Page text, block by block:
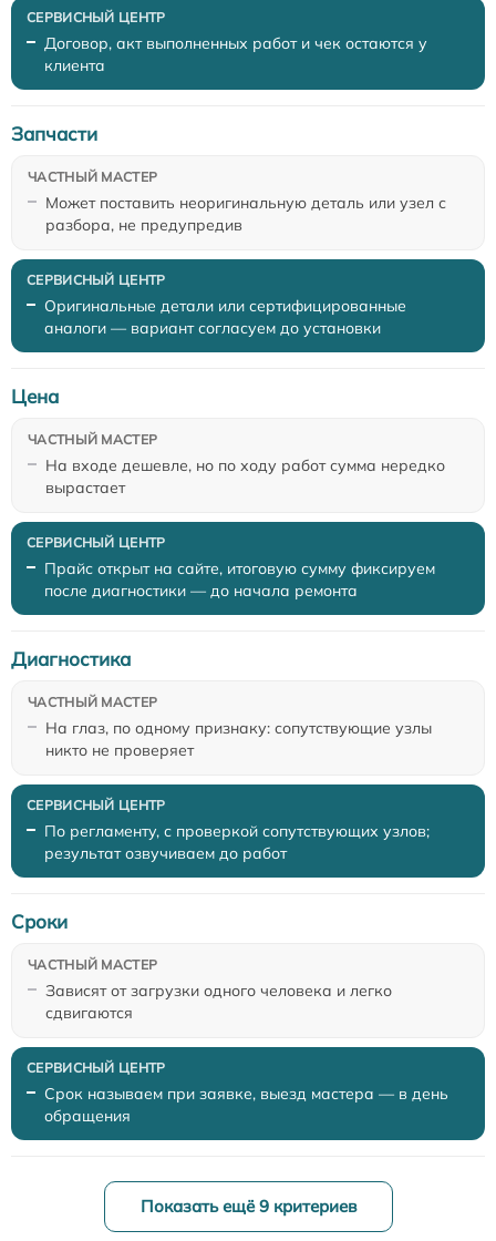
Договор, акт выполненных работ и чек остаются у
клиента
Может поставить неоригинальную деталь или узел с
разбора, не предупредив
Запчасти
Оригинальные детали или сертифицированные
аналоги — вариант согласуем до установки
На входе дешевле, но по ходу работ сумма нередко
вырастает
Цена
Прайс открыт на сайте, итоговую сумму фиксируем
после диагностики — до начала ремонта
На глаз, по одному признаку: сопутствующие узлы
никто не проверяет
Диагностика
По регламенту, с проверкой сопутствующих узлов;
результат озвучиваем до работ
Зависят от загрузки одного человека и легко
сдвигаются
Сроки
Срок называем при заявке, выезд мастера — в день
обращения
Показать ещё 9 критериев